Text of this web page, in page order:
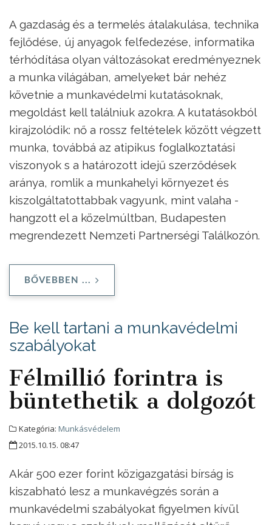
A gazdaság és a termelés átalakulása, technika
fejlődése, új anyagok felfedezése, informatika
térhódítása olyan változásokat eredményeznek
a munka világában, amelyeket bár nehéz
követnie a munkavédelmi kutatásoknak,
megoldást kell találniuk azokra. A kutatásokból
kirajzolódik: nő a rossz feltételek között végzett
munka, továbbá az atipikus foglalkoztatási
viszonyok s a határozott idejű szerződések
aránya, romlik a munkahelyi környezet és
kiszolgáltatottabbak vagyunk, mint valaha -
hangzott el a közelmúltban, Budapesten
megrendezett Nemzeti Partnerségi Találkozón.
BŐVEBBEN ...
Be kell tartani a munkavédelmi
szabályokat
Félmillió forintra is
büntethetik a dolgozót
Kategória: Munkásvédelem
2015.10.15. 08:47
Akár 500 ezer forint közigazgatási bírság is
kiszabható lesz a munkavégzés során a
munkavédelmi szabályokat figyelmen kívül